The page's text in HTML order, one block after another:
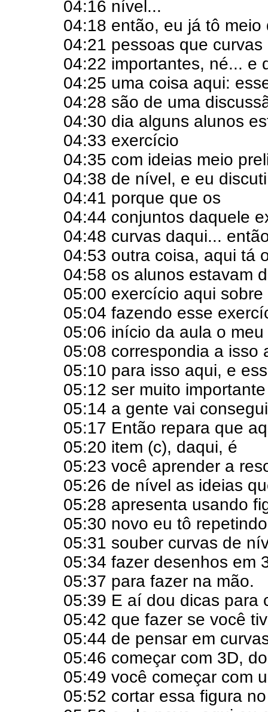
04:16 nível...
04:18 então, eu já tô
04:21 pessoas que
04:22 importantes, né... e
04:25 uma coisa aqui:
04:28 são de uma
04:30 dia alguns alunos
04:33 exercício
04:35 com ideias meio
04:38 de nível, e eu
04:41 porque que os
04:44 conjuntos daquele
04:48 curvas daqui...
04:53 outra coisa, aqui tá
04:58 os alunos estavam
05:00 exercício aqui
05:04 fazendo esse
05:06 início da aula o
05:08 correspondia a isso
05:10 para isso aqui, e
05:12 ser muito
05:14 a gente vai
05:17 Então repara que
05:20 item (c), daqui, é
05:23 você aprender a
05:26 de nível as ideias
05:28 apresenta usando
05:30 novo eu tô
05:31 souber curvas de
05:34 fazer desenhos em
05:37 para fazer na mão.
05:39 E aí dou dicas para
05:42 que fazer se você
05:44 de pensar em
05:46 começar com 3D,
05:49 você começar com
05:52 cortar essa figura